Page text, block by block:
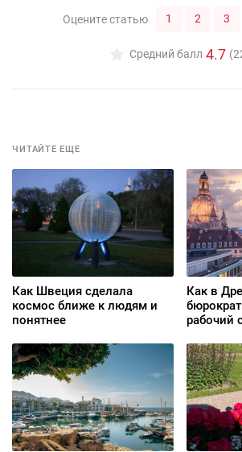
Оцените статью 1 2 3
Средний балл 4.7
ЧИТАЙТЕ ЕЩЕ
Как Швеция сделала
космос ближе к людям и
понятнее
Как в
рабочий